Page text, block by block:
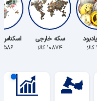
سکه خارجی
۱۰۸۷۴ کالا ۵۵۸۶ کالا